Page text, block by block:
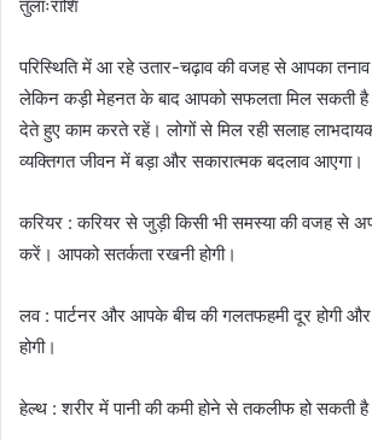
तुलाःराशि
परिस्थिति में आ रहे उतार-चढ़ाव की वजह से आपका
लेकिन कड़ी मेहनत के बाद आपको सफलता मिल सकती
देते हुए काम करते रहें। लोगों से मिल रही सलाह
व्यक्तिगत जीवन में बड़ा और सकारात्मक बदलाव आएगा।
करियर : करियर से जुड़ी किसी भी समस्या की वजह से
करें। आपको सतर्कता रखनी होगी।
लव : पार्टनर और आपके बीच की गलतफहमी दूर होगी और
होगी।
हेल्थ : शरीर में पानी की कमी होने से तकलीफ हो सकती